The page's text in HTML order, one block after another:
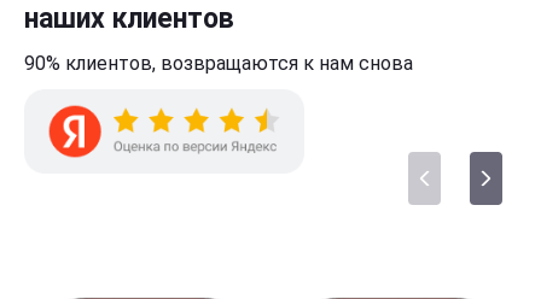
наших клиентов
90% клиентов, возвращаются к нам снова